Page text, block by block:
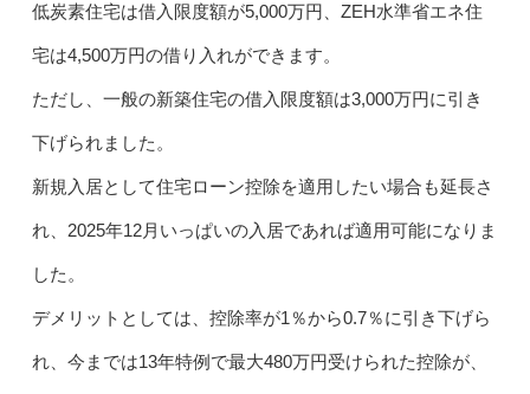
低炭素住宅は借入限度額が5,000万円、ZEH水準省エネ住
宅は4,500万円の借り入れができます。
ただし、一般の新築住宅の借入限度額は3,000万円に引き
下げられました。
新規入居として住宅ローン控除を適用したい場合も延長さ
れ、2025年12月いっぱいの入居であれば適用可能になりま
した。
デメリットとしては、控除率が1％から0.7％に引き下げら
れ、今までは13年特例で最大480万円受けられた控除が、